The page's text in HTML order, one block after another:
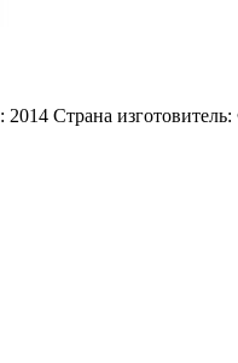
Страна